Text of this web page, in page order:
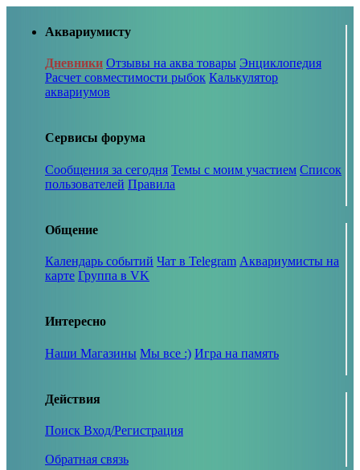
Аквариумисту
Дневники Отзывы на аква товары Энциклопедия
Расчет совместимости рыбок Калькулятор
аквариумов
Сервисы форума
Сообщения за сегодня Темы с моим участием Список
пользователей Правила
Общение
Календарь событий Чат в Telegram Аквариумисты на
карте Группа в VK
Интересно
Наши Магазины Мы все :) Игра на память
Действия
Поиск Вход/Регистрация
Обратная связь